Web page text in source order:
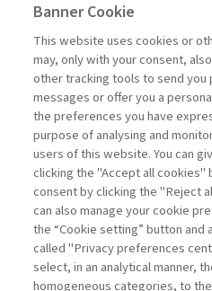
EDITORIALI
LA
FUTURO
di Giuseppe
La consultazione dei libri è
agli abbonati Premium
Legenda: Accedi Per registrati
Banner Cookie
This website uses cookies or
may, only with your consent,
other tracking tools to send
messages or offer you a
the preferences you have
purpose of analysing and
users of this website. You can
clicking the "Accept all cookies"
consent by clicking the "Reject
can also manage your cookie
the “Cookie setting” button and
called "Privacy preferences
select, in an analytical manner,
homogeneous categories, to